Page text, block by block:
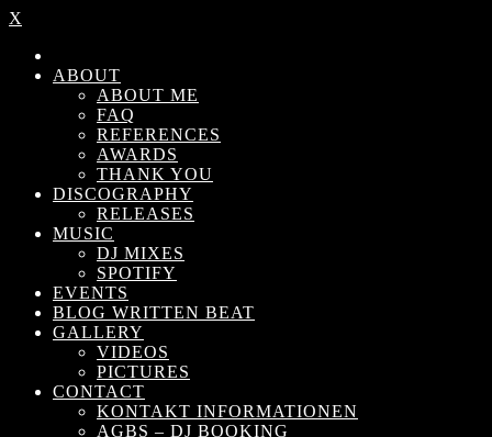
X
ABOUT
ABOUT ME
FAQ
REFERENCES
AWARDS
THANK YOU
DISCOGRAPHY
RELEASES
MUSIC
DJ MIXES
SPOTIFY
EVENTS
BLOG WRITTEN BEAT
GALLERY
VIDEOS
PICTURES
CONTACT
KONTAKT INFORMATIONEN
AGBS – DJ BOOKING